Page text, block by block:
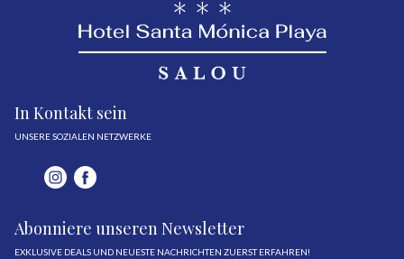
In Kontakt sein
UNSERE SOZIALEN NETZWERKE
Abonniere unseren Newsletter
EXKLUSIVE DEALS UND NEUESTE NACHRICHTEN ZUERST ERFAHREN!